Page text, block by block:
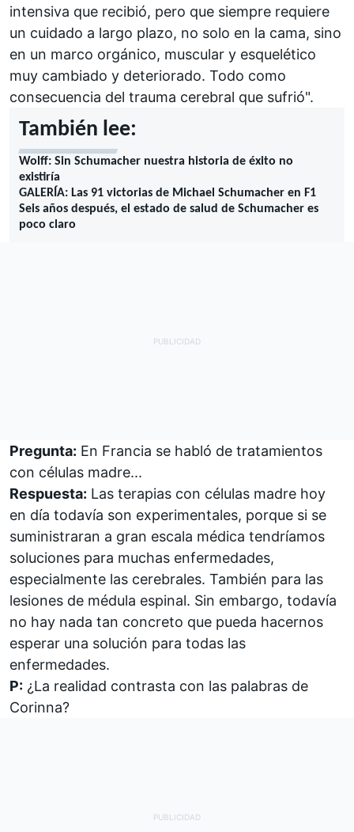
intensiva que recibió, pero que siempre requiere
un cuidado a largo plazo, no solo en la cama, sino
en un marco orgánico, muscular y esquelético
muy cambiado y deteriorado. Todo como
consecuencia del trauma cerebral que sufrió".
También lee:
Wolff: Sin Schumacher nuestra historia de éxito no
existiría
GALERÍA: Las 91 victorias de Michael Schumacher en F1
Seis años después, el estado de salud de Schumacher es
poco claro
Pregunta: En Francia se habló de tratamientos
con células madre...
Respuesta: Las terapias con células madre hoy
en día todavía son experimentales, porque si se
suministraran a gran escala médica tendríamos
soluciones para muchas enfermedades,
especialmente las cerebrales. También para las
lesiones de médula espinal. Sin embargo, todavía
no hay nada tan concreto que pueda hacernos
esperar una solución para todas las
enfermedades.
P: ¿La realidad contrasta con las palabras de
Corinna?